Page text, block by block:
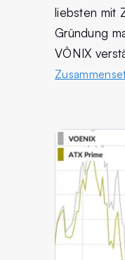
liebsten mit
Gründung
VÖNIX